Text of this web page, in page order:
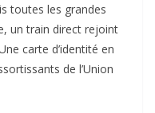
toutes les grandes
un train direct rejoint
carte d’identité en
de l’Union